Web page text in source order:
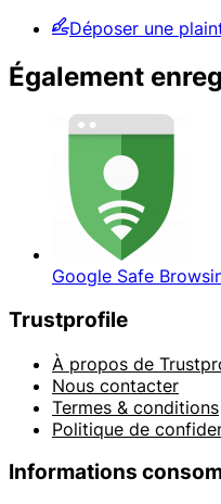
Déposer une
Également
Google Safe
Trustprofile
À propos de
Nous contacter
Termes & conditions
Politique de
Informations